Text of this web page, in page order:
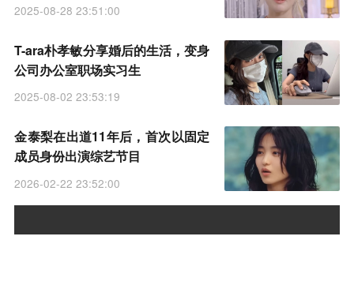
2025-08-28 23:51:00
T-ara朴孝敏分享婚后的生活，变身
公司办公室职场实习生
2025-08-02 23:53:19
金泰梨在出道11年后，首次以固定
成员身份出演综艺节目
2026-02-22 23:52:00